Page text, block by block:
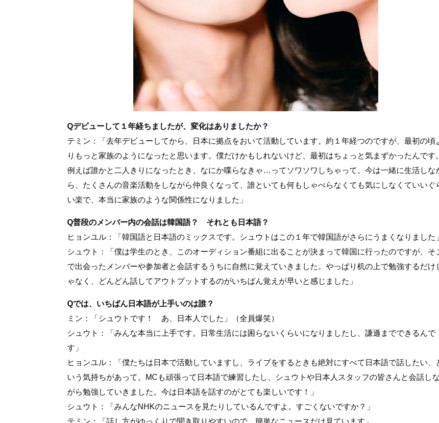
Qデビューして１年経ちましたが、変化はありましたか？
テミン：「去年デビューしてから、日本に拠点をおいて活動しています。約１年経つのですが、最初の頃
りもっと家族のようになったと思います。僕だけかもしれないけど、最初はちょっと気まずかったんです
例えば誰かと二人きりになったとき、なにか喋らなきゃ…ってソワソワしちゃって。今は一緒に生活しな
ら、たくさんの音楽活動をしながら仲良くなって、誰といても何もしゃべらなくても気にしなくていいぐ
い楽で、本当に家族のような関係性になりました」
Q普段のメンバー内の会話は韓国語？ それとも日本語？
ヒョンユル：「韓国語と日本語のミックスです。シュウトはこの１年で韓国語がさらにうまくなりました
シュウト：「僕は学生のとき、このオーディション番組に出ることが決まって韓国に行ったのですが、そ
で出会ったメンバーや参加者と会話するうちに自然に覚えていきました。やっぱり机の上で勉強するだけ
ゃなく、どんどん話してアウトプットするのがいちばん覚えが早いと感じました」
Qでは、いちばん日本語が上手いのは誰？
ミン：「シュウトです！ あ、日本人でした」（全員爆笑）
シュウト：「みんな本当に上手です。日常生活には困らないくらいになりましたし、謙遜までできるんで
す」
ヒョンユル：「僕たちは日本で活動していますし、ライブをするときも絶対にすべて日本語で話したい、
いう気持ちがあって。MCも頑張って日本語で練習したし、シュウトや日本人スタッフの皆さんと会話し
がら勉強していきました。今は日本語を話すのがとても楽しいです！」
シュウト：「みんなNHKのニュースを見たりしているんですよ。すごくないですか？」